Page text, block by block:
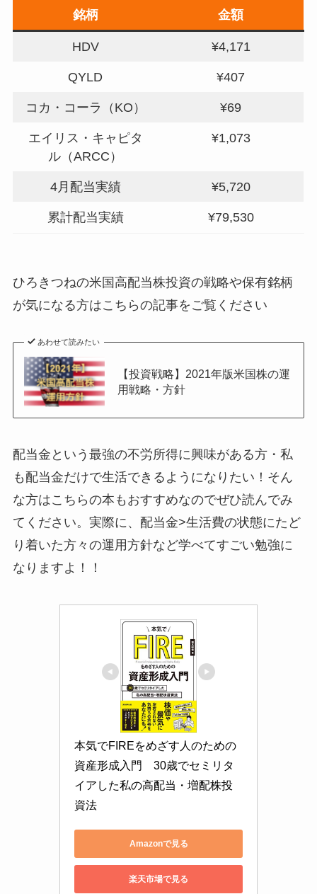
銘柄 金額
HDV ¥4,171
QYLD ¥407
コカ・コーラ（KO） ¥69
エイリス・キャピタ
ル（ARCC）
¥1,073
4月配当実績 ¥5,720
累計配当実績 ¥79,530
ひろきつねの米国高配当株投資の戦略や保有銘柄
が気になる方はこちらの記事をご覧ください
あわせて読みたい
【投資戦略】2021年版米国株の運
用戦略・方針
配当金という最強の不労所得に興味がある方・私
も配当金だけで生活できるようになりたい！そん
な方はこちらの本もおすすめなのでぜひ読んでみ
てください。実際に、配当金>生活費の状態にたど
り着いた方々の運用方針など学べてすごい勉強に
なりますよ！！
本気でFIREをめざす人のための
資産形成入門　30歳でセミリタ
イアした私の高配当・増配株投
資法
Amazonで見る
楽天市場で見る